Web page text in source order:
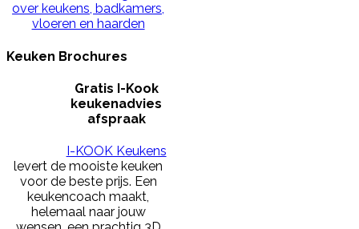
over keukens, badkamers,
vloeren en haarden
Keuken Brochures
Gratis I-Kook
keukenadvies
afspraak
I-KOOK Keukens
levert de mooiste keuken
voor de beste prijs. Een
keukencoach maakt,
helemaal naar jouw